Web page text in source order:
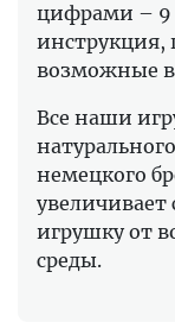
цифрами – 9
инструкция,
возможные
Все наши
немецкого
игрушку от
среды.